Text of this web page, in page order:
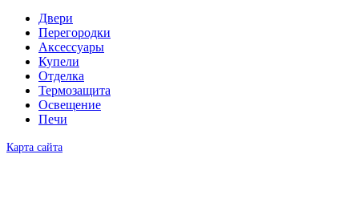
Двери
Перегородки
Аксессуары
Купели
Отделка
Термозащита
Освещение
Печи
Карта сайта